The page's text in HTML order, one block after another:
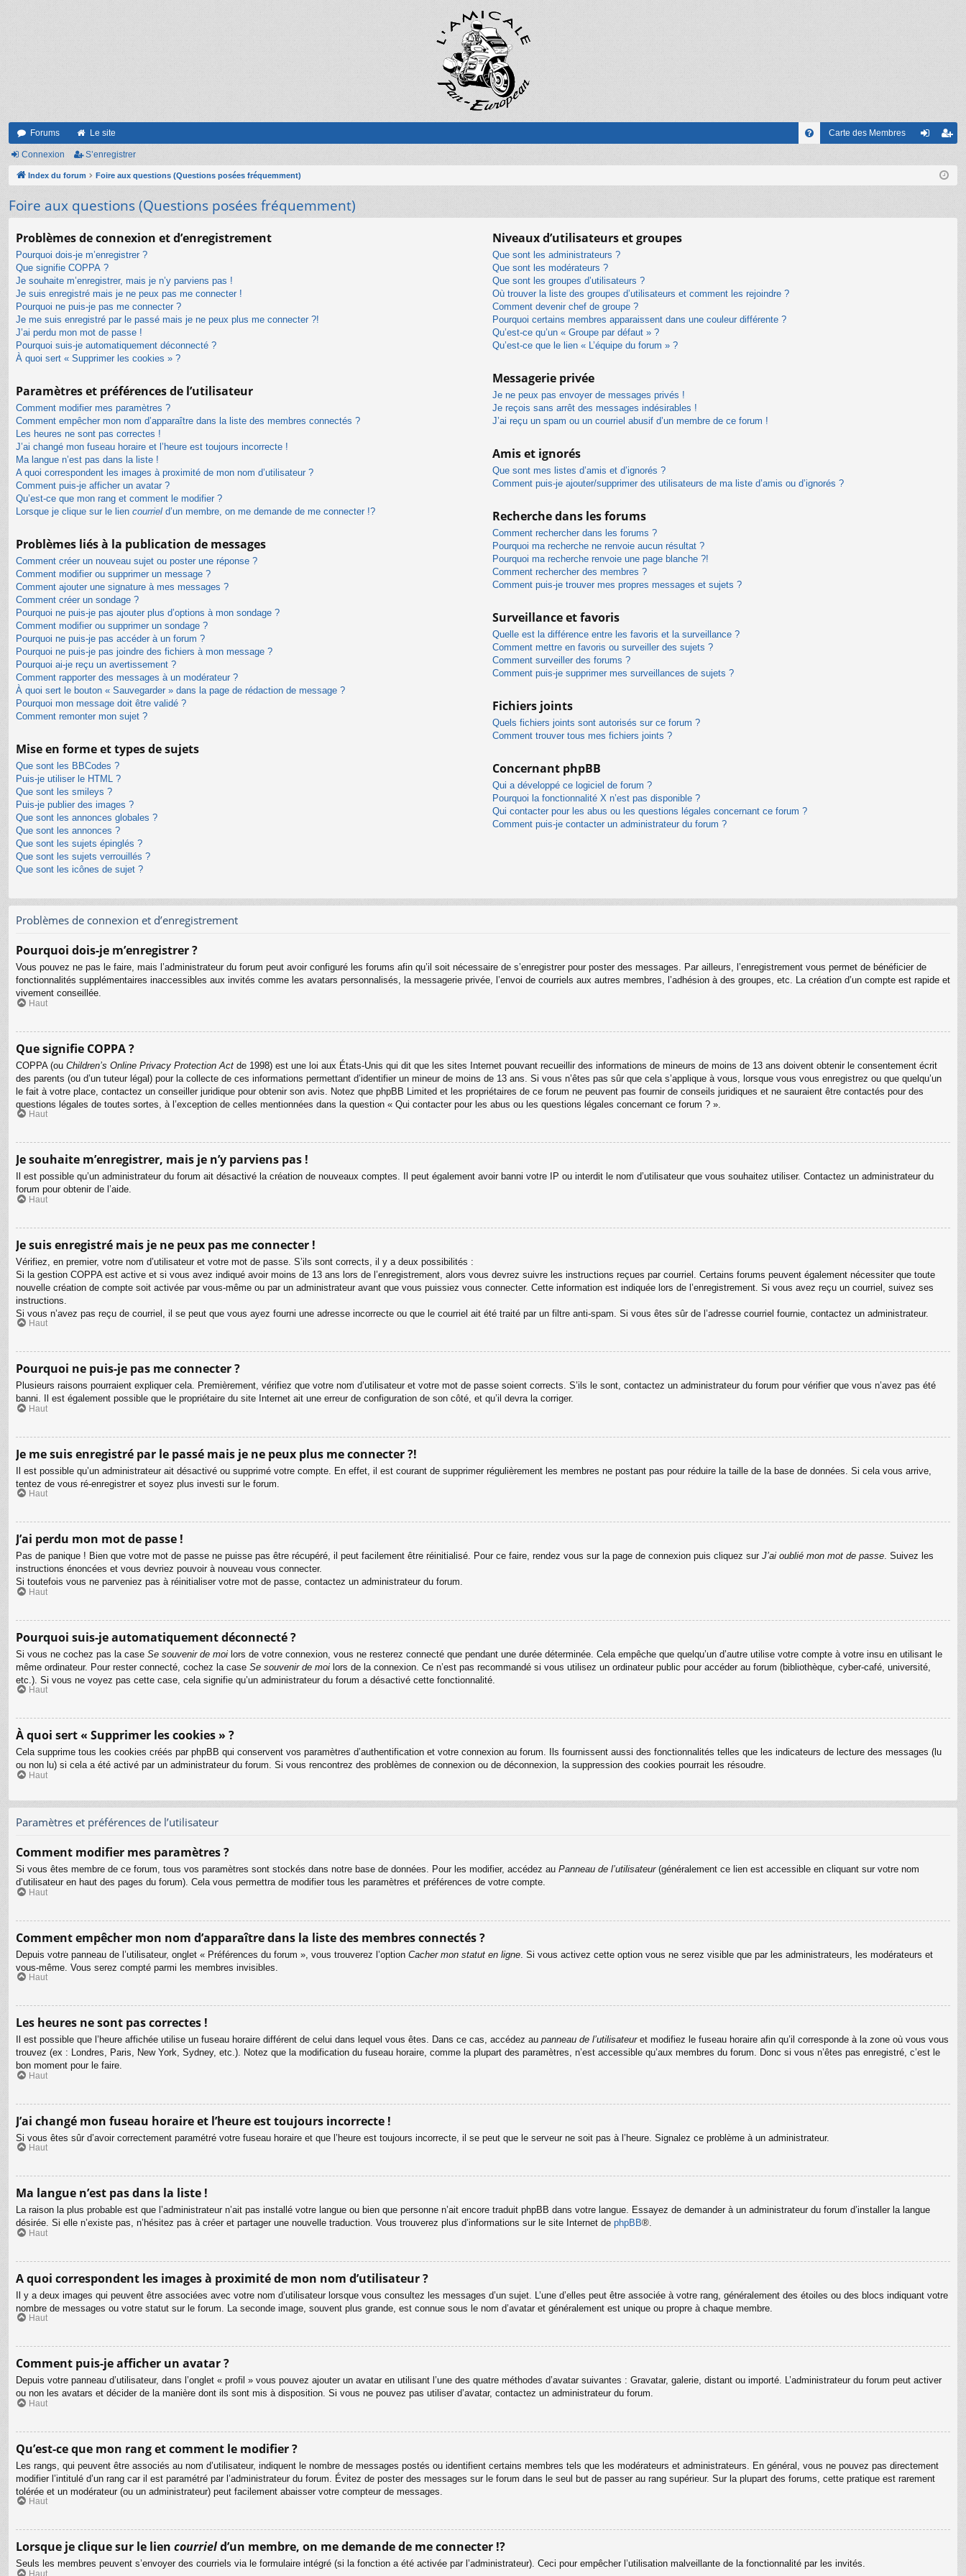
Forums Le site Carte des Membres
on
nr
ist
Connexion S’enregistrer
Index du forum Foire aux questions (Questions posées fréquemment)
Foire aux questions (Questions posées fréquemment)
Problèmes de connexion et d’enregistrement
Pourquoi dois-je m’enregistrer ?
Que signifie COPPA ?
Je souhaite m’enregistrer, mais je n’y parviens pas !
Je suis enregistré mais je ne peux pas me connecter !
Pourquoi ne puis-je pas me connecter ?
Je me suis enregistré par le passé mais je ne peux plus me connecter ?!
J’ai perdu mon mot de passe !
Pourquoi suis-je automatiquement déconnecté ?
À quoi sert « Supprimer les cookies » ?
Paramètres et préférences de l’utilisateur
Comment modifier mes paramètres ?
Comment empêcher mon nom d’apparaître dans la liste des membres connectés ?
Les heures ne sont pas correctes !
J’ai changé mon fuseau horaire et l’heure est toujours incorrecte !
Ma langue n’est pas dans la liste !
A quoi correspondent les images à proximité de mon nom d’utilisateur ?
Comment puis-je afficher un avatar ?
Qu’est-ce que mon rang et comment le modifier ?
Lorsque je clique sur le lien courriel d’un membre, on me demande de me connecter !?
Problèmes liés à la publication de messages
Comment créer un nouveau sujet ou poster une réponse ?
Comment modifier ou supprimer un message ?
Comment ajouter une signature à mes messages ?
Comment créer un sondage ?
Pourquoi ne puis-je pas ajouter plus d’options à mon sondage ?
Comment modifier ou supprimer un sondage ?
Pourquoi ne puis-je pas accéder à un forum ?
Pourquoi ne puis-je pas joindre des fichiers à mon message ?
Pourquoi ai-je reçu un avertissement ?
Comment rapporter des messages à un modérateur ?
À quoi sert le bouton « Sauvegarder » dans la page de rédaction de message ?
Pourquoi mon message doit être validé ?
Comment remonter mon sujet ?
Mise en forme et types de sujets
Que sont les BBCodes ?
Puis-je utiliser le HTML ?
Que sont les smileys ?
Puis-je publier des images ?
Que sont les annonces globales ?
Que sont les annonces ?
Que sont les sujets épinglés ?
Que sont les sujets verrouillés ?
Que sont les icônes de sujet ?
Niveaux d’utilisateurs et groupes
Que sont les administrateurs ?
Que sont les modérateurs ?
Que sont les groupes d’utilisateurs ?
Où trouver la liste des groupes d’utilisateurs et comment les rejoindre ?
Comment devenir chef de groupe ?
Pourquoi certains membres apparaissent dans une couleur différente ?
Qu’est-ce qu’un « Groupe par défaut » ?
Qu’est-ce que le lien « L’équipe du forum » ?
Messagerie privée
Je ne peux pas envoyer de messages privés !
Je reçois sans arrêt des messages indésirables !
J’ai reçu un spam ou un courriel abusif d’un membre de ce forum !
Amis et ignorés
Que sont mes listes d’amis et d’ignorés ?
Comment puis-je ajouter/supprimer des utilisateurs de ma liste d’amis ou d’ignorés ?
Recherche dans les forums
Comment rechercher dans les forums ?
Pourquoi ma recherche ne renvoie aucun résultat ?
Pourquoi ma recherche renvoie une page blanche ?!
Comment rechercher des membres ?
Comment puis-je trouver mes propres messages et sujets ?
Surveillance et favoris
Quelle est la différence entre les favoris et la surveillance ?
Comment mettre en favoris ou surveiller des sujets ?
Comment surveiller des forums ?
Comment puis-je supprimer mes surveillances de sujets ?
Fichiers joints
Quels fichiers joints sont autorisés sur ce forum ?
Comment trouver tous mes fichiers joints ?
Concernant phpBB
Qui a développé ce logiciel de forum ?
Pourquoi la fonctionnalité X n’est pas disponible ?
Qui contacter pour les abus ou les questions légales concernant ce forum ?
Comment puis-je contacter un administrateur du forum ?
Problèmes de connexion et d’enregistrement
Pourquoi dois-je m’enregistrer ?
Vous pouvez ne pas le faire, mais l’administrateur du forum peut avoir configuré les forums afin qu’il soit nécessaire de s’enregistrer pour poster des messages. Par ailleurs, l’enregistrement vous permet de bénéficier de
fonctionnalités supplémentaires inaccessibles aux invités comme les avatars personnalisés, la messagerie privée, l’envoi de courriels aux autres membres, l’adhésion à des groupes, etc. La création d’un compte est rapide et
vivement conseillée.
Haut
Que signifie COPPA ?
COPPA (ou Children’s Online Privacy Protection Act de 1998) est une loi aux États-Unis qui dit que les sites Internet pouvant recueillir des informations de mineurs de moins de 13 ans doivent obtenir le consentement écrit
des parents (ou d’un tuteur légal) pour la collecte de ces informations permettant d’identifier un mineur de moins de 13 ans. Si vous n’êtes pas sûr que cela s’applique à vous, lorsque vous vous enregistrez ou que quelqu’un
le fait à votre place, contactez un conseiller juridique pour obtenir son avis. Notez que phpBB Limited et les propriétaires de ce forum ne peuvent pas fournir de conseils juridiques et ne sauraient être contactés pour des
questions légales de toutes sortes, à l’exception de celles mentionnées dans la question « Qui contacter pour les abus ou les questions légales concernant ce forum ? ».
Haut
Je souhaite m’enregistrer, mais je n’y parviens pas !
Il est possible qu’un administrateur du forum ait désactivé la création de nouveaux comptes. Il peut également avoir banni votre IP ou interdit le nom d’utilisateur que vous souhaitez utiliser. Contactez un administrateur du
forum pour obtenir de l’aide.
Haut
Je suis enregistré mais je ne peux pas me connecter !
Vérifiez, en premier, votre nom d’utilisateur et votre mot de passe. S’ils sont corrects, il y a deux possibilités :
Si la gestion COPPA est active et si vous avez indiqué avoir moins de 13 ans lors de l’enregistrement, alors vous devrez suivre les instructions reçues par courriel. Certains forums peuvent également nécessiter que toute
nouvelle création de compte soit activée par vous-même ou par un administrateur avant que vous puissiez vous connecter. Cette information est indiquée lors de l’enregistrement. Si vous avez reçu un courriel, suivez ses
instructions.
Si vous n’avez pas reçu de courriel, il se peut que vous ayez fourni une adresse incorrecte ou que le courriel ait été traité par un filtre anti-spam. Si vous êtes sûr de l’adresse courriel fournie, contactez un administrateur.
Haut
Pourquoi ne puis-je pas me connecter ?
Plusieurs raisons pourraient expliquer cela. Premièrement, vérifiez que votre nom d’utilisateur et votre mot de passe soient corrects. S’ils le sont, contactez un administrateur du forum pour vérifier que vous n’avez pas été
banni. Il est également possible que le propriétaire du site Internet ait une erreur de configuration de son côté, et qu’il devra la corriger.
Haut
Je me suis enregistré par le passé mais je ne peux plus me connecter ?!
Il est possible qu’un administrateur ait désactivé ou supprimé votre compte. En effet, il est courant de supprimer régulièrement les membres ne postant pas pour réduire la taille de la base de données. Si cela vous arrive,
tentez de vous ré-enregistrer et soyez plus investi sur le forum.
Haut
J’ai perdu mon mot de passe !
Pas de panique ! Bien que votre mot de passe ne puisse pas être récupéré, il peut facilement être réinitialisé. Pour ce faire, rendez vous sur la page de connexion puis cliquez sur J’ai oublié mon mot de passe. Suivez les
instructions énoncées et vous devriez pouvoir à nouveau vous connecter.
Si toutefois vous ne parveniez pas à réinitialiser votre mot de passe, contactez un administrateur du forum.
Haut
Pourquoi suis-je automatiquement déconnecté ?
Si vous ne cochez pas la case Se souvenir de moi lors de votre connexion, vous ne resterez connecté que pendant une durée déterminée. Cela empêche que quelqu’un d’autre utilise votre compte à votre insu en utilisant le
même ordinateur. Pour rester connecté, cochez la case Se souvenir de moi lors de la connexion. Ce n’est pas recommandé si vous utilisez un ordinateur public pour accéder au forum (bibliothèque, cyber-café, université,
etc.). Si vous ne voyez pas cette case, cela signifie qu’un administrateur du forum a désactivé cette fonctionnalité.
Haut
À quoi sert « Supprimer les cookies » ?
Cela supprime tous les cookies créés par phpBB qui conservent vos paramètres d’authentification et votre connexion au forum. Ils fournissent aussi des fonctionnalités telles que les indicateurs de lecture des messages (lu
ou non lu) si cela a été activé par un administrateur du forum. Si vous rencontrez des problèmes de connexion ou de déconnexion, la suppression des cookies pourrait les résoudre.
Haut
Paramètres et préférences de l’utilisateur
Comment modifier mes paramètres ?
Si vous êtes membre de ce forum, tous vos paramètres sont stockés dans notre base de données. Pour les modifier, accédez au Panneau de l’utilisateur(généralement ce lien est accessible en cliquant sur votre nom
d’utilisateur en haut des pages du forum). Cela vous permettra de modifier tous les paramètres et préférences de votre compte.
Haut
Comment empêcher mon nom d’apparaître dans la liste des membres connectés ?
Depuis votre panneau de l’utilisateur, onglet « Préférences du forum », vous trouverez l’option Cacher mon statut en ligne . Si vous activez cette option vous ne serez visible que par les administrateurs, les modérateurs et
vous-même. Vous serez compté parmi les membres invisibles.
Haut
Les heures ne sont pas correctes !
Il est possible que l’heure affichée utilise un fuseau horaire différent de celui dans lequel vous êtes. Dans ce cas, accédez au panneau de l’utilisateuret modifiez le fuseau horaire afin qu’il corresponde à la zone où vous vous
trouvez (ex : Londres, Paris, New York, Sydney, etc.). Notez que la modification du fuseau horaire, comme la plupart des paramètres, n’est accessible qu’aux membres du forum. Donc si vous n’êtes pas enregistré, c’est le
bon moment pour le faire.
Haut
J’ai changé mon fuseau horaire et l’heure est toujours incorrecte !
Si vous êtes sûr d’avoir correctement paramétré votre fuseau horaire et que l’heure est toujours incorrecte, il se peut que le serveur ne soit pas à l’heure. Signalez ce problème à un administrateur.
Haut
Ma langue n’est pas dans la liste !
La raison la plus probable est que l’administrateur n’ait pas installé votre langue ou bien que personne n’ait encore traduit phpBB dans votre langue. Essayez de demander à un administrateur du forum d’installer la langue
désirée. Si elle n’existe pas, n’hésitez pas à créer et partager une nouvelle traduction. Vous trouverez plus d’informations sur le site Internet de phpBB®.
Haut
A quoi correspondent les images à proximité de mon nom d’utilisateur ?
Il y a deux images qui peuvent être associées avec votre nom d’utilisateur lorsque vous consultez les messages d’un sujet. L’une d’elles peut être associée à votre rang, généralement des étoiles ou des blocs indiquant votre
nombre de messages ou votre statut sur le forum. La seconde image, souvent plus grande, est connue sous le nom d’avatar et généralement est unique ou propre à chaque membre.
Haut
Comment puis-je afficher un avatar ?
Depuis votre panneau d’utilisateur, dans l’onglet « profil » vous pouvez ajouter un avatar en utilisant l’une des quatre méthodes d’avatar suivantes : Gravatar, galerie, distant ou importé. L’administrateur du forum peut activer
ou non les avatars et décider de la manière dont ils sont mis à disposition. Si vous ne pouvez pas utiliser d’avatar, contactez un administrateur du forum.
Haut
Qu’est-ce que mon rang et comment le modifier ?
Les rangs, qui peuvent être associés au nom d’utilisateur, indiquent le nombre de messages postés ou identifient certains membres tels que les modérateurs et administrateurs. En général, vous ne pouvez pas directement
modifier l’intitulé d’un rang car il est paramétré par l’administrateur du forum. Évitez de poster des messages sur le forum dans le seul but de passer au rang supérieur. Sur la plupart des forums, cette pratique est rarement
tolérée et un modérateur (ou un administrateur) peut facilement abaisser votre compteur de messages.
Haut
Lorsque je clique sur le lien courrield’un membre, on me demande de me connecter !?
Seuls les membres peuvent s’envoyer des courriels via le formulaire intégré (si la fonction a été activée par l’administrateur). Ceci pour empêcher l’utilisation malveillante de la fonctionnalité par les invités.
Haut